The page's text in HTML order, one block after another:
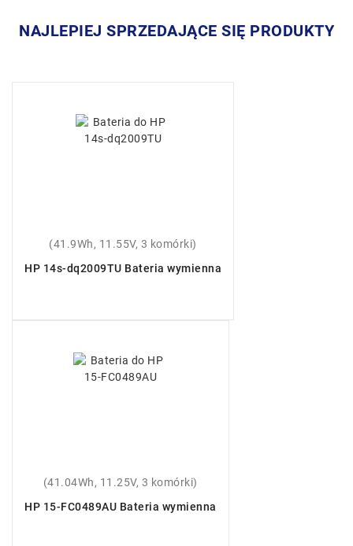
NAJLEPIEJ SPRZEDAJĄCE SIĘ PRODUKTY
(41.9Wh, 11.55V, 3 komórki)
HP 14s-dq2009TU Bateria wymienna
(41.04Wh, 11.25V, 3 komórki)
HP 15-FC0489AU Bateria wymienna